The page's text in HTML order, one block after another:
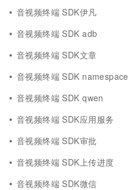
音视频终端 SDK伊凡
音视频终端 SDK adb
音视频终端 SDK文章
音视频终端 SDK namespace
音视频终端 SDK qwen
音视频终端 SDK应用服务
音视频终端 SDK审批
音视频终端 SDK上传进度
音视频终端 SDK微信